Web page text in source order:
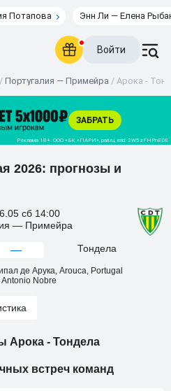
Потапова Энн Ли — Елена
Войти
/ Португалия — Примейра / Арока -
2026: прогнозы и
сб 14:00
— Примейра
— Тондела
де Арука, Arouca, Portugal
Antonio Nobre
Арока - Тондела
встреч команд